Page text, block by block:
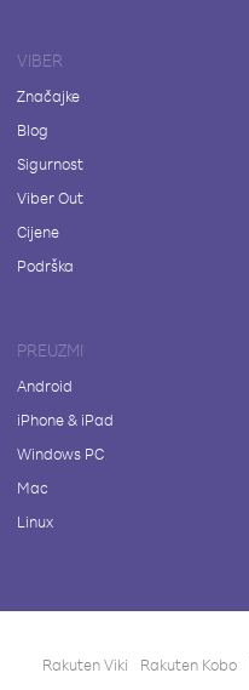
VIBER
Značajke
Blog
Sigurnost
Viber Out
Cijene
Podrška
PREUZMI
Android
iPhone & iPad
Windows PC
Mac
Linux
Rakuten Viki Rakuten Kobo